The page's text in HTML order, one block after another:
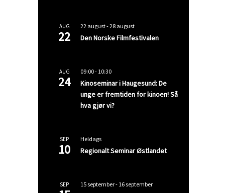
AUG
22
22 august-28 august
Den Norske Filmfestivalen
AUG
24
09:00- 10:30
Kinoseminar i Haugesund: De
unge er fremtiden for kinoen! Så
hva gjør vi?
SEP
10
Heldags
Regionalt Seminar Østlandet
SEP 15 september- 16 september